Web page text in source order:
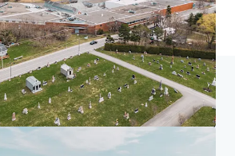
de recherche 225 Saint-André, Saint-Rémi